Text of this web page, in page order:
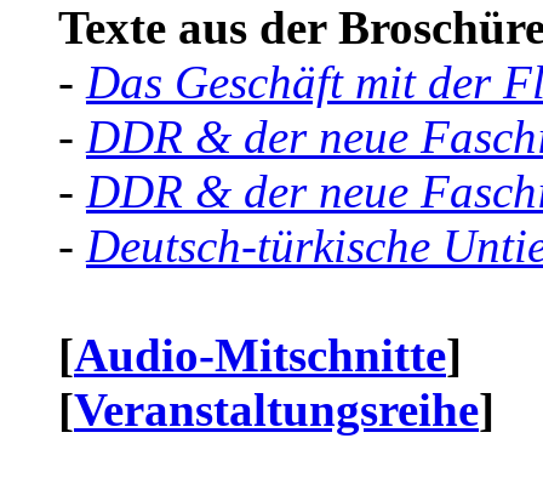
Texte aus der
- Das Geschäft mit der
- DDR & der neue
- DDR & der neue
- Deutsch-türkische
[Audio-Mitschnitte]
[Veranstaltungsreihe]